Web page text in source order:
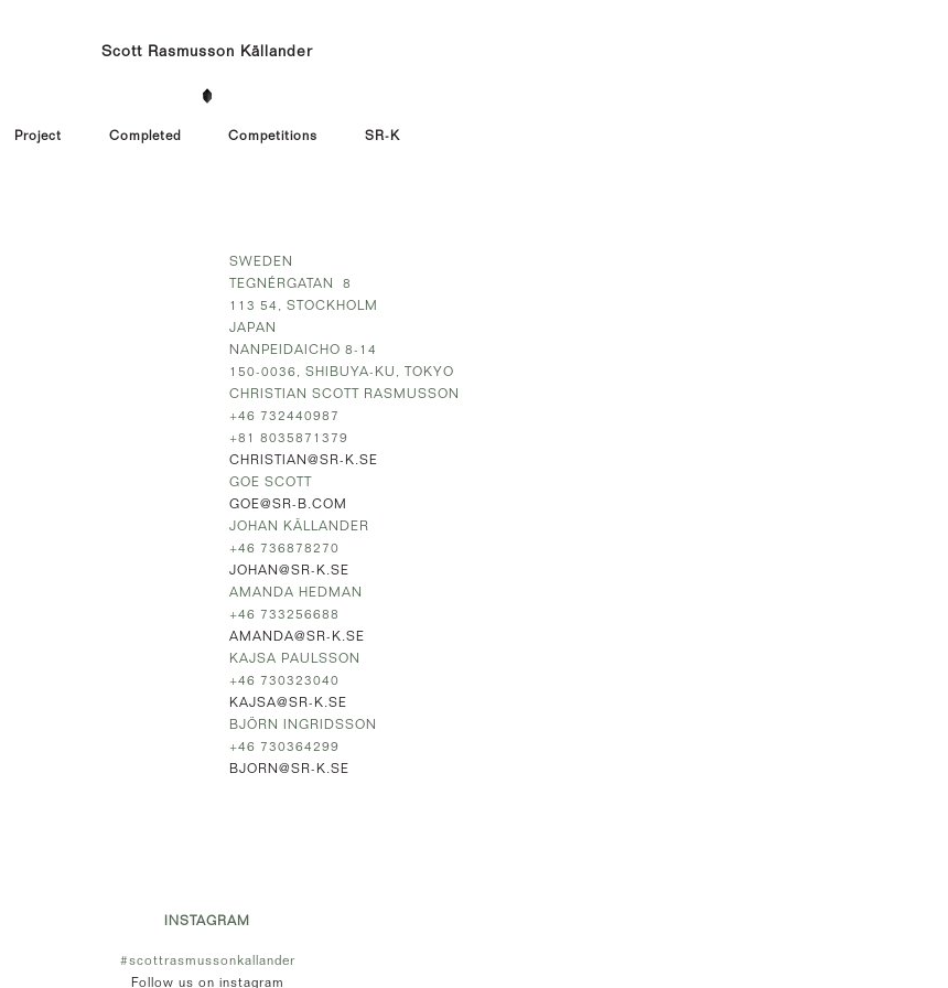
Scott Rasmusson Källander
Project Completed Competitions SR-K
SWEDEN
TEGNÉRGATAN 8
113 54, STOCKHOLM
JAPAN
NANPEIDAICHO 8-14
150-0036, SHIBUYA-KU, TOKYO
CHRISTIAN SCOTT RASMUSSON
+46 732440987
+81 8035871379
CHRISTIAN@SR-K.SE
GOE SCOTT
GOE@SR-B.COM
JOHAN KÄLLANDER
+46 736878270
JOHAN@SR-K.SE
AMANDA HEDMAN
+46 733256688
AMANDA@SR-K.SE
KAJSA PAULSSON
+46 730323040
KAJSA@SR-K.SE
BJÖRN INGRIDSSON
+46 730364299
BJORN@SR-K.SE
INSTAGRAM
#scottrasmussonkallander
Follow us on instagram